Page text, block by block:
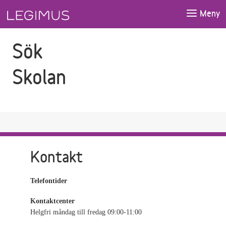
Meny
Sök
Skolan
Kontakt
Telefontider
Kontaktcenter
Helgfri måndag till fredag 09:00-11:00